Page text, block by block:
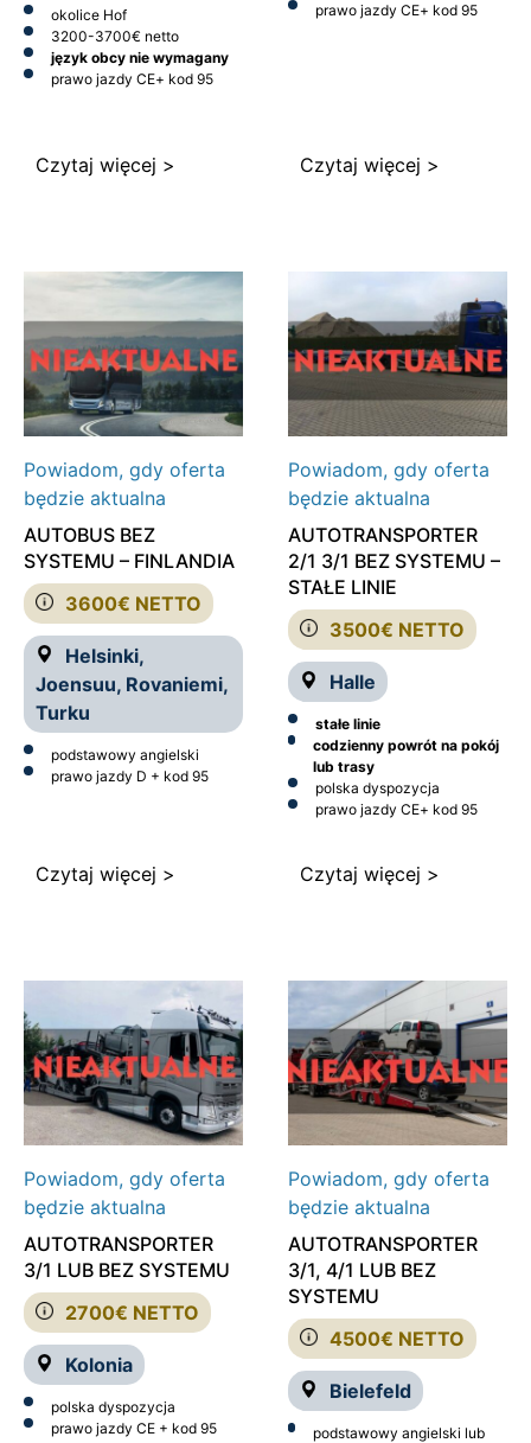
okolice Hof
3200-3700€ netto
język obcy nie wymagany
prawo jazdy CE+ kod 95
Czytaj więcej >
prawo jazdy CE+ kod 95
Czytaj więcej >
Powiadom, gdy oferta
będzie aktualna
3600€ NETTO
Helsinki,
Joensuu, Rovaniemi,
Turku
AUTOBUS BEZ
SYSTEMU – FINLANDIA
podstawowy angielski
prawo jazdy D + kod 95
Czytaj więcej >
Powiadom, gdy oferta
będzie aktualna
3500€ NETTO
Halle
AUTOTRANSPORTER
2/1 3/1 BEZ SYSTEMU –
STAŁE LINIE
stałe linie
codzienny powrót na pokój
lub trasy
polska dyspozycja
prawo jazdy CE+ kod 95
Czytaj więcej >
Powiadom, gdy oferta
będzie aktualna
2700€ NETTO
Kolonia
AUTOTRANSPORTER
3/1 LUB BEZ SYSTEMU
polska dyspozycja
prawo jazdy CE + kod 95
Powiadom, gdy oferta
będzie aktualna
4500€ NETTO
Bielefeld
AUTOTRANSPORTER
3/1, 4/1 LUB BEZ
SYSTEMU
podstawowy angielski lub